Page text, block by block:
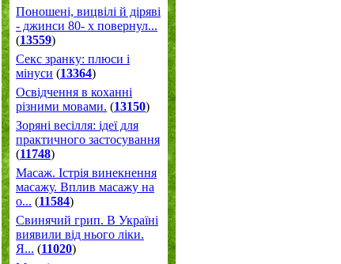
Поношені, вицвілі й діряві
- джинси 80- х повернул...
(13559)
Секс зранку: плюси і
мінуси (13364)
Освідчення в коханні
різними мовами. (13150)
Зоряні весілля: ідеї для
практичного застосування
(11748)
Масаж. Істрія винекнення
масажу. Вплив масажу на
о... (11584)
Свинячий грип. В Україні
виявили від нього ліки.
Я... (11020)